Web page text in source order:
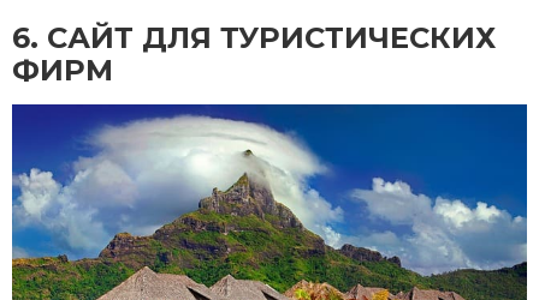
6. CАЙТ ДЛЯ ТУРИСТИЧЕСКИХ
ФИРМ